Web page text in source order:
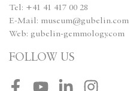
Tel: +41 41 417 00 28
E-Mail: museum@gubelin.com
Web: gubelin-gemmology.com
FOLLOW US